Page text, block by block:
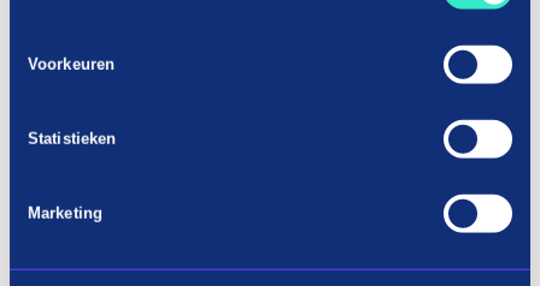
Voorkeuren
Statistieken
Marketing